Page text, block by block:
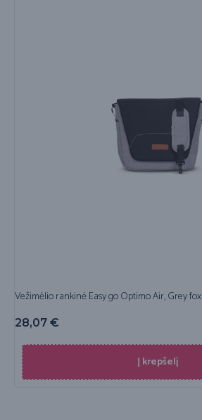
Vežimėlio rankinė Easy go Optimo Air, Grey fox
28,07 €
Į krepšelį